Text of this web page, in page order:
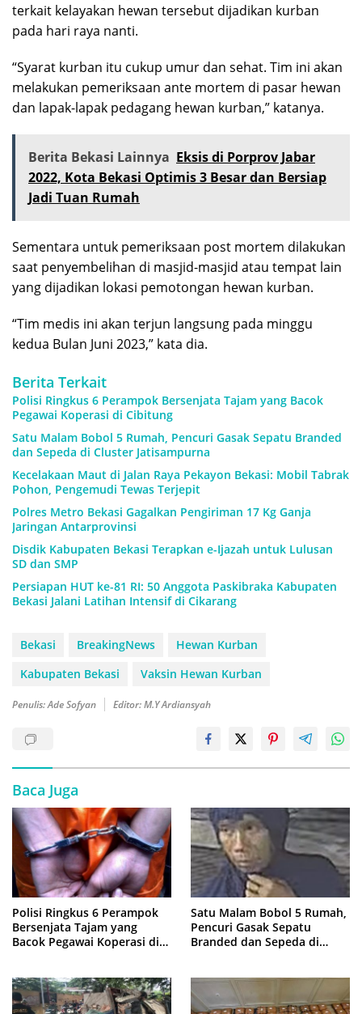
terkait kelayakan hewan tersebut dijadikan kurban
pada hari raya nanti.
“Syarat kurban itu cukup umur dan sehat. Tim ini akan
melakukan pemeriksaan ante mortem di pasar hewan
dan lapak-lapak pedagang hewan kurban,” katanya.
Berita Bekasi Lainnya Eksis di Porprov Jabar
2022, Kota Bekasi Optimis 3 Besar dan Bersiap
Jadi Tuan Rumah
Sementara untuk pemeriksaan post mortem dilakukan
saat penyembelihan di masjid-masjid atau tempat lain
yang dijadikan lokasi pemotongan hewan kurban.
“Tim medis ini akan terjun langsung pada minggu
kedua Bulan Juni 2023,” kata dia.
Berita Terkait
Polisi Ringkus 6 Perampok Bersenjata Tajam yang Bacok
Pegawai Koperasi di Cibitung
Satu Malam Bobol 5 Rumah, Pencuri Gasak Sepatu Branded
dan Sepeda di Cluster Jatisampurna
Kecelakaan Maut di Jalan Raya Pekayon Bekasi: Mobil Tabrak
Pohon, Pengemudi Tewas Terjepit
Polres Metro Bekasi Gagalkan Pengiriman 17 Kg Ganja
Jaringan Antarprovinsi
Disdik Kabupaten Bekasi Terapkan e-Ijazah untuk Lulusan
SD dan SMP
Persiapan HUT ke-81 RI: 50 Anggota Paskibraka Kabupaten
Bekasi Jalani Latihan Intensif di Cikarang
Bekasi BreakingNews
Hewan Kurban
Kabupaten Bekasi
Vaksin Hewan Kurban
Penulis: Ade Sofyan Editor: M.Y Ardiansyah
Baca Juga
Polisi Ringkus 6 Perampok
Bersenjata Tajam yang
Bacok Pegawai Koperasi di
Satu Malam Bobol 5 Rumah,
Pencuri Gasak Sepatu
Branded dan Sepeda di